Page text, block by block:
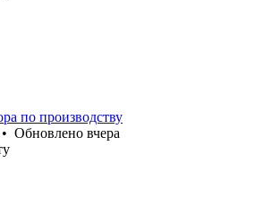
по производству
• Обновлено вчера